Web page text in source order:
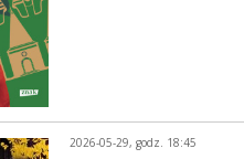
2026-05-29, godz. 18:45